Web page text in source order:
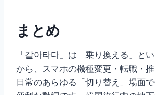
まとめ
「갈아타다」は「乗り換える」と
から、スマホの機種変更・転職・推
日常のあらゆる「切り替え」場面